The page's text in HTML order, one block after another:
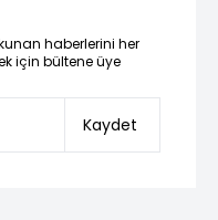
haberlerini her
için bültene üye
Kaydet